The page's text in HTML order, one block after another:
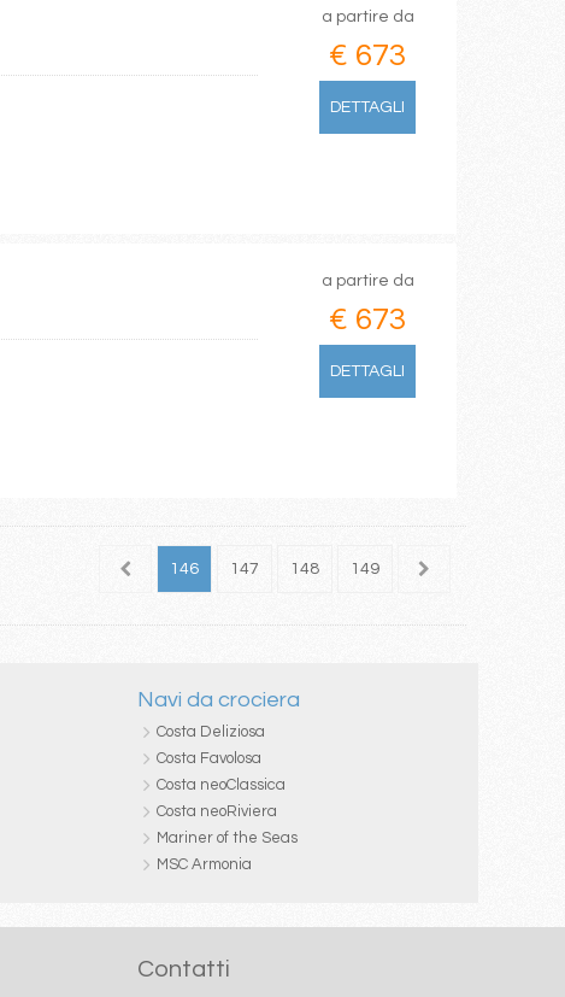
a partire da
€ 673
DETTAGLI
a partire da
€ 673
DETTAGLI
145 146 147 148 149 150
Navi da crociera
Costa Deliziosa
Costa Favolosa
Costa neoClassica
Costa neoRiviera
Mariner of the Seas
MSC Armonia
Contatti